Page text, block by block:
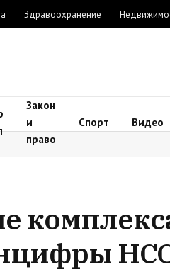
Здравоохранение
Закон
и
право
Спорт Видео